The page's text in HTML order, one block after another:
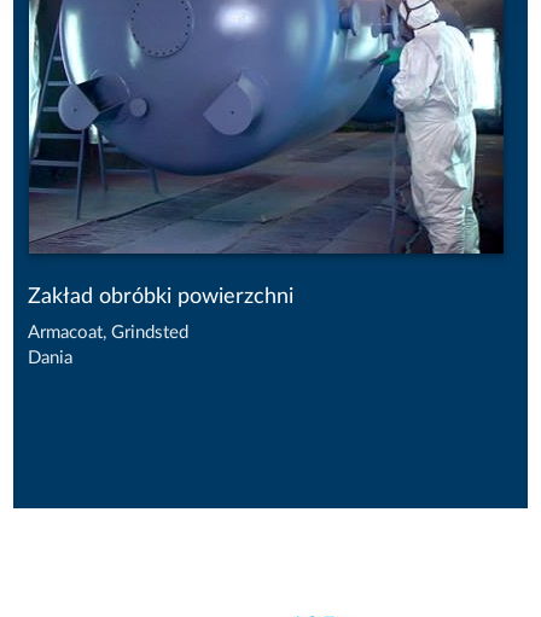
Zakład obróbki powierzchni
Armacoat, Grindsted
Dania